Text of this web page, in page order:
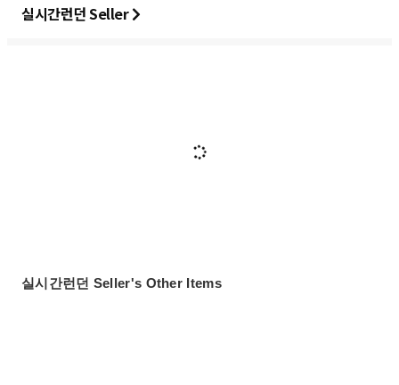
실시간런던 Seller
실시간런던 Seller's Other Items